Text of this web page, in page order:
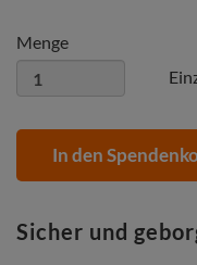
Menge
In den
Sicher und